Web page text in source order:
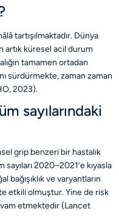
tartışılmaktadır. Dünya
artık küresel acil durum
tamamen ortadan
sürdürmekte, zaman zaman
2023).
sayılarındaki
grip benzeri bir hastalık
2020–2021’e kıyasla
bağışıklık ve varyantların
etkili olmuştur. Yine de risk
etmektedir(Lancet